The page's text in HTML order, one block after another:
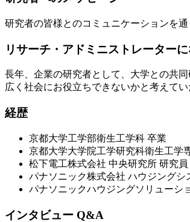
研究者の皆様とのコミュニケーションを
リサーチ・アドミニストレーター
長年、企業の研究者として、大学との共
広く社会にお役立ちできないかと考えて
経歴
京都大学工学部衛生工学科 卒業
京都大学大学院工学研究科衛生工学
松下電工株式会社 中央研究所 研究員
パナソニック株式会社 ハウジング
パナソニックハウジングソリューシ
インタビュー Q&A